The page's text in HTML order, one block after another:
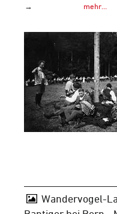
→
mehr…
Wandervogel-